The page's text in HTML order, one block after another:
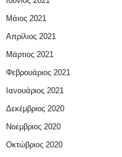
Μάιος 2021
Απρίλιος 2021
Μάρτιος 2021
Φεβρουάριος 2021
Ιανουάριος 2021
Δεκέμβριος 2020
Νοέμβριος 2020
Οκτώβριος 2020